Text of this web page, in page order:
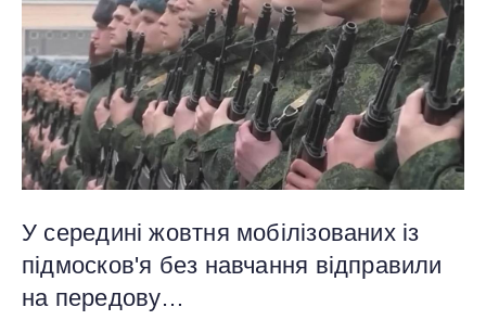
У середині жовтня мобілізованих із
підмосков'я без навчання відправили
на передову…